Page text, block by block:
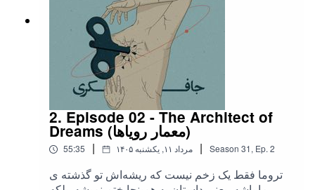
2. Episode 02 - The Architect of
Dreams (معمار رویاها)
55:35 | ۱۴۰۵ مرداد ۱۱, یکشنبه | Season 31, Ep. 2
تروما فقط یک زخم نیست که ریشه‌اش تو گذشته ی